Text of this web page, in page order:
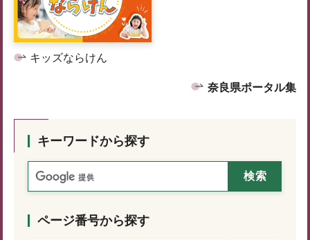
キッズならけん
奈良県ポータル集
キーワードから探す
ページ番号から探す